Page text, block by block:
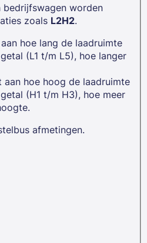
bedrijfswagen worden
zoals L2H2.
hoe lang de laadruimte
(L1 t/m L5), hoe langer
aan hoe hoog de laadruimte
(H1 t/m H3), hoe meer
afmetingen.